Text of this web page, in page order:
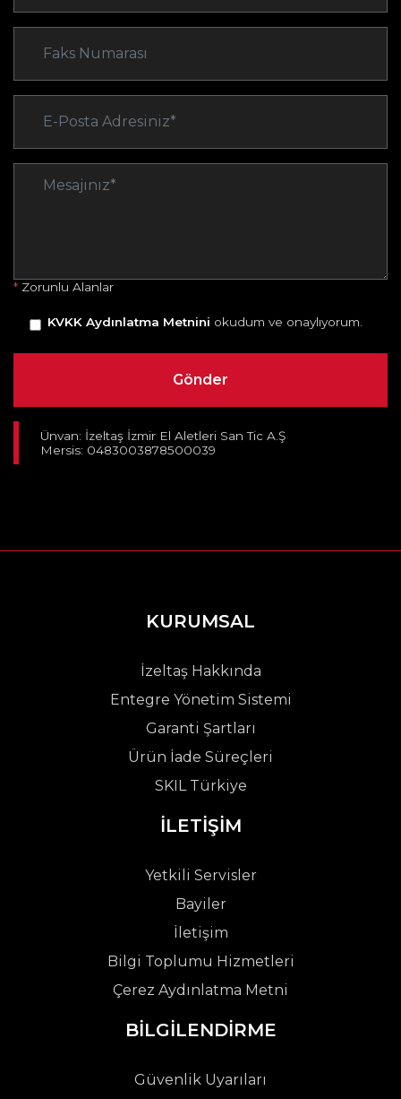
* Zorunlu Alanlar
KVKK Aydınlatma Metnini okudum ve onaylıyorum.
Ünvan: İzeltaş İzmir El Aletleri San Tic A.Ş
Mersis: 0483003878500039
KURUMSAL
İzeltaş Hakkında
Entegre Yönetim Sistemi
Garanti Şartları
Ürün İade Süreçleri
SKIL Türkiye
İLETİŞİM
Yetkili Servisler
Bayiler
İletişim
Bilgi Toplumu Hizmetleri
Çerez Aydınlatma Metni
BİLGİLENDİRME
Güvenlik Uyarıları